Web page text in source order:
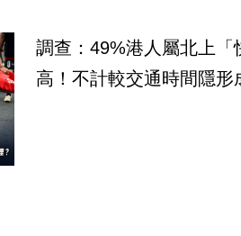
調查：49%港人屬北上
高！不計較交通時間隱